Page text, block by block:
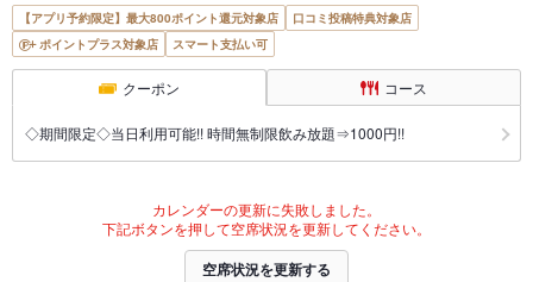
【アプリ予約限定】最大800ポイント還元対象店
口コミ投稿特典対象店
ポイントプラス対象店
スマート支払い可
クーポン コース
◇期間限定◇当日利用可能!! 時間無制限飲み放題⇒1000円!!
カレンダーの更新に失敗しました。
下記ボタンを押して空席状況を更新してください。
空席状況を更新する